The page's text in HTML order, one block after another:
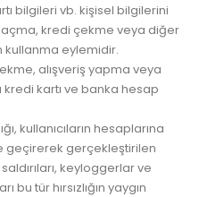
bilgileri vb. kişisel bilgilerini
kredi çekme veya diğer
kullanma eylemidir.
alışveriş yapma veya
kartı ve banka hesap
kullanıcıların hesaplarına
geçirerek gerçekleştirilen
keyloggerlar ve
bu tür hırsızlığın yaygın